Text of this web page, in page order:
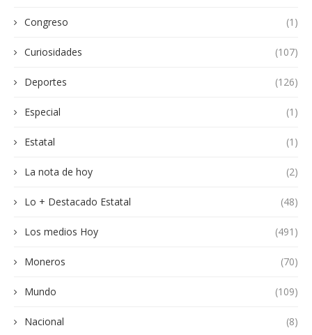
Congreso (1)
Curiosidades (107)
Deportes (126)
Especial (1)
Estatal (1)
La nota de hoy (2)
Lo + Destacado Estatal (48)
Los medios Hoy (491)
Moneros (70)
Mundo (109)
Nacional (8)